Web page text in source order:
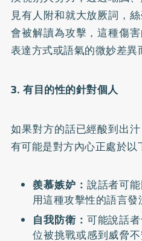
見有人附和就大放厥詞，
會被解讀為攻擊，這種傷
表達方式或語氣的微妙差異
3. 有目的性的針對個人
如果對方的話已經酸到出
有可能是對方內心正處於以
羨慕嫉妒： 說話者可
用這種攻擊性的語言發
自我防衛： 可能說話
位被挑戰或感到威脅